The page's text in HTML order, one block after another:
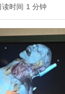
读时间 1 分钟